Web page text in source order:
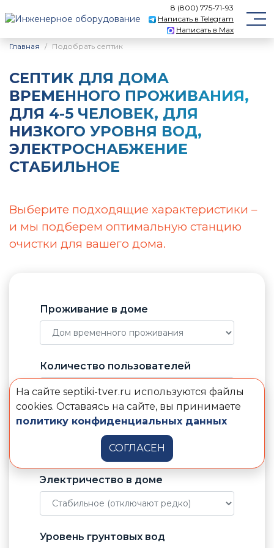
8 (800) 775-71-93
Написать в Telegram
Написать в Max
Главная
Подобрать септик
СЕПТИК ДЛЯ ДОМА
ВРЕМЕННОГО ПРОЖИВАНИЯ,
ДЛЯ 4-5 ЧЕЛОВЕК, ДЛЯ
НИЗКОГО УРОВНЯ ВОД,
ЭЛЕКТРОСНАБЖЕНИЕ
СТАБИЛЬНОЕ
Выберите подходящие характеристики –
и мы подберем оптимальную станцию
очистки для вашего дома.
Проживание в доме
Количество пользователей
Отвод воды от септика
Электричество в доме
Уровень грунтовых вод
На сайте septiki-tver.ru используются файлы
cookies. Оставаясь на сайте, вы принимаете
политику конфиденциальных данных
СОГЛАСЕН